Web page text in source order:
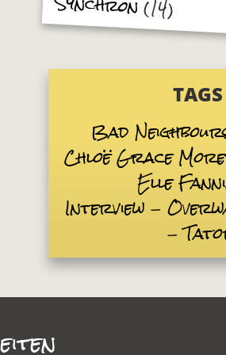
(14)
TAGS
Bad
Chloë Grace
Elle
Interview